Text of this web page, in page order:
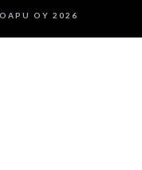
OY 2026